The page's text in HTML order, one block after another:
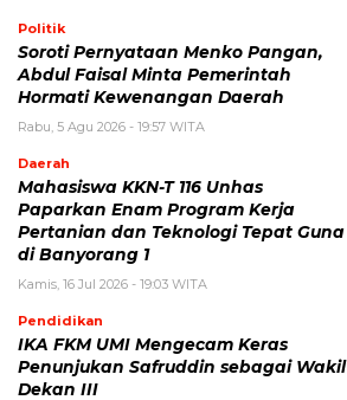
Politik
Soroti Pernyataan Menko Pangan,
Abdul Faisal Minta Pemerintah
Hormati Kewenangan Daerah
Rabu, 5 Agu 2026 - 19:57 WITA
Daerah
Mahasiswa KKN-T 116 Unhas
Paparkan Enam Program Kerja
Pertanian dan Teknologi Tepat Guna
di Banyorang 1
Kamis, 16 Jul 2026 - 19:03 WITA
Pendidikan
IKA FKM UMI Mengecam Keras
Penunjukan Safruddin sebagai Wakil
Dekan III